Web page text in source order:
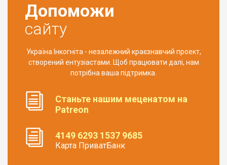
Допоможи
сайту
Україна Інкогніта - незалежний краєзнавчий проект,
створений ентузіастами. Щоб працювати далі, нам
потрібна ваша підтримка.
Станьте нашим меценатом на
Patreon
4149 6293 1537 9685
Карта ПриватБанк